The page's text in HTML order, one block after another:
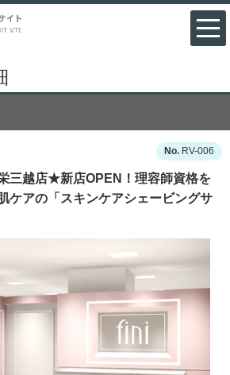
RV-006
三越店★新店OPEN！理容師資格を
ケアの「スキンケアシェービングサ